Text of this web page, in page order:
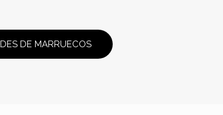
DE MARRUECOS